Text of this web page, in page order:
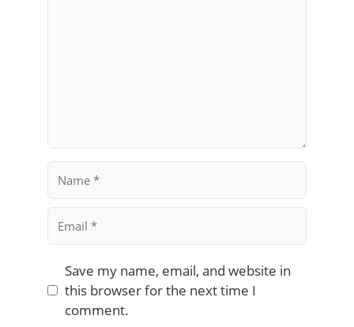
Save my name, email, and website in
this browser for the next time I
comment.